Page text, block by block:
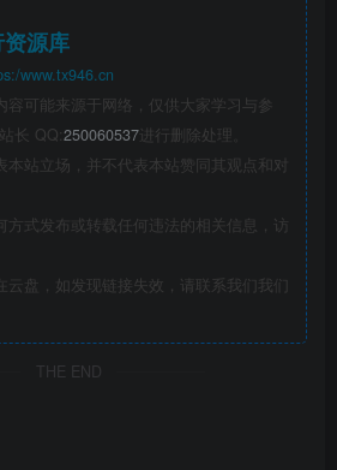
源库
www.tx946.cn
容可能来源于网络，仅供大家学习与参
长 QQ:250060537进行删除处理。
本站立场，并不代表本站赞同其观点和对
方式发布或转载任何违法的相关信息，访
云盘，如发现链接失效，请联系我们我们
THE END